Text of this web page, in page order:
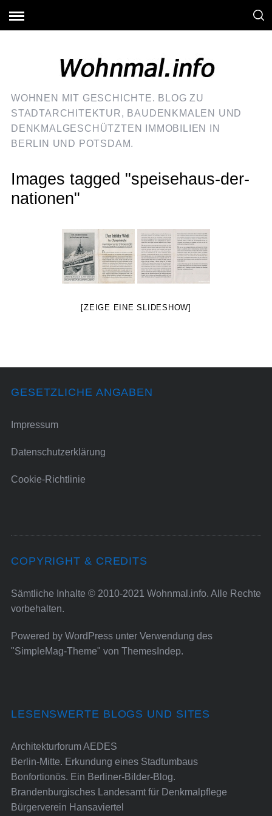
WOHNEN MIT GESCHICHTE. BLOG ZU
STADTARCHITEKTUR, BAUDENKMALEN UND
DENKMALGESCHÜTZTEN IMMOBILIEN IN
BERLIN UND POTSDAM.
Images tagged "speisehaus-der-
nationen"
[ZEIGE EINE SLIDESHOW]
GESETZLICHE ANGABEN
Impressum
Datenschutzerklärung
Cookie-Richtlinie
COPYRIGHT & CREDITS
Sämtliche Inhalte © 2010-2021 Wohnmal.info. Alle Rechte
vorbehalten.
Powered by WordPressunter Verwendung des
"SimpleMag-Theme" von ThemesIndep.
LESENSWERTE BLOGS UND SITES
Architekturforum AEDES
Berlin-Mitte. Erkundung eines Stadtumbaus
Bonfortionös. Ein Berliner-Bilder-Blog.
Brandenburgisches Landesamt für Denkmalpflege
Bürgerverein Hansaviertel